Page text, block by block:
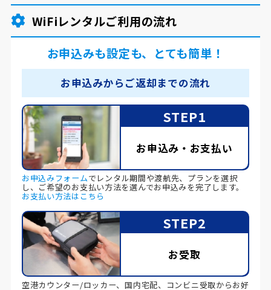
WiFiレンタルご利用の流れ
お申込みも設定も、とても簡単！
お申込みからご返却までの流れ
STEP1
お申込み・お支払い
お申込みフォームでレンタル期間や渡航先、プランを選択
し、ご希望のお支払い方法を選んでお申込みを完了します。
お支払い方法はこちら
STEP2
お受取
空港カウンター/ロッカー、国内宅配、コンビニ受取からお好